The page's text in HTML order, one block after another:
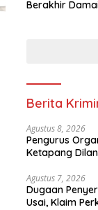
Berakhir
Berita
Agustus 8, 2026
Pengurus
Ketapang
Agustus 7, 2026
Dugaan
Usai, Klaim